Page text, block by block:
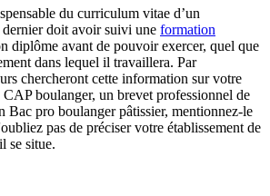
du curriculum vitae d’un
doit avoir suivi une formation
diplôme avant de pouvoir exercer, quel que
dans lequel il travaillera. Par
chercheront cette information sur votre
boulanger, un brevet professionnel de
Bac pro boulanger pâtissier, mentionnez-le
pas de préciser votre établissement de
se situe.